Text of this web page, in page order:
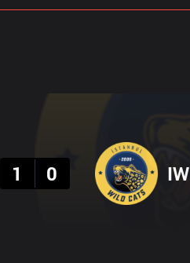
1
0 IW